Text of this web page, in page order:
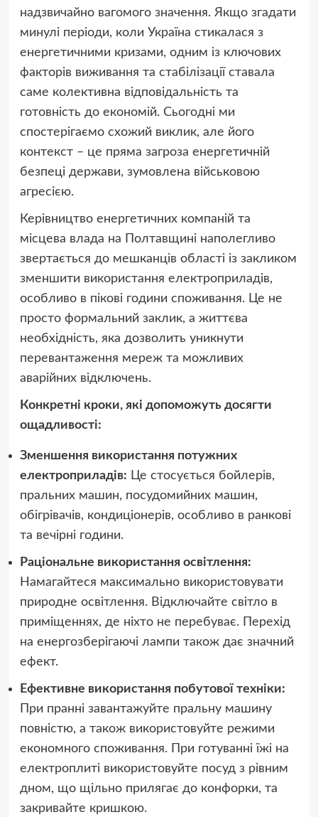
надзвичайно вагомого значення. Якщо згадати
минулі періоди, коли Україна стикалася з
енергетичними кризами, одним із ключових
факторів виживання та стабілізації ставала
саме колективна відповідальність та
готовність до економій. Сьогодні ми
спостерігаємо схожий виклик, але його
контекст – це пряма загроза енергетичній
безпеці держави, зумовлена військовою
агресією.
Керівництво енергетичних компаній та
місцева влада на Полтавщині наполегливо
звертається до мешканців області із закликом
зменшити використання електроприладів,
особливо в пікові години споживання. Це не
просто формальний заклик, а життєва
необхідність, яка дозволить уникнути
перевантаження мереж та можливих
аварійних відключень.
Конкретні кроки, які допоможуть досягти
ощадливості:
Зменшення використання потужних
електроприладів: Це стосується бойлерів,
пральних машин, посудомийних машин,
обігрівачів, кондиціонерів, особливо в ранкові
та вечірні години.
Раціональне використання освітлення:
Намагайтеся максимально використовувати
природне освітлення. Відключайте світло в
приміщеннях, де ніхто не перебуває. Перехід
на енергозберігаючі лампи також дає значний
ефект.
Ефективне використання побутової техніки:
При пранні завантажуйте пральну машину
повністю, а також використовуйте режими
економного споживання. При готуванні їжі на
електроплиті використовуйте посуд з рівним
дном, що щільно прилягає до конфорки, та
закривайте кришкою.